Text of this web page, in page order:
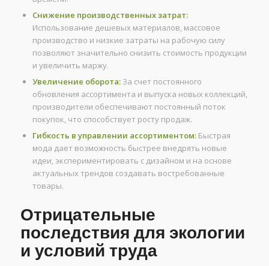
Снижение производственных затрат:
Использование дешевых материалов, массовое
производство и низкие затраты на рабочую силу
позволяют значительно снизить стоимость продукции
и увеличить маржу.
Увеличение оборота:За счет постоянного
обновления ассортимента и выпуска новых коллекций,
производители обеспечивают постоянный поток
покупок, что способствует росту продаж.
Гибкость в управлении ассортиментом:Быстрая
мода дает возможность быстрее внедрять новые
идеи, экспериментировать с дизайном и на основе
актуальных трендов создавать востребованные
товары.
Отрицательные
последствия для экологии
и условий труда